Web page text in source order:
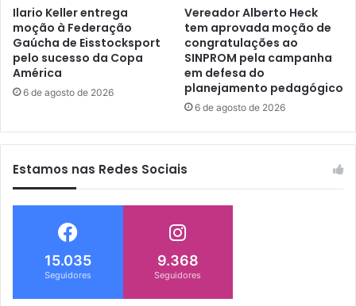
Ilario Keller entrega
moção à Federação
Gaúcha de Eisstocksport
pelo sucesso da Copa
América
6 de agosto de 2026
Vereador Alberto Heck
tem aprovada moção de
congratulações ao
SINPROM pela campanha
em defesa do
planejamento pedagógico
6 de agosto de 2026
Estamos nas Redes Sociais
15.035
Seguidores
9.368
Seguidores